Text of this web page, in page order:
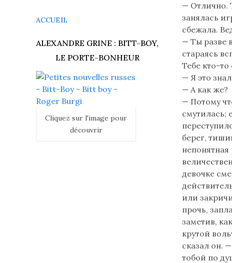
ACCUEIL
ALEXANDRE GRINE : BITT-BOY,
LE PORTE-BONHEUR
Cliquez sur l'image pour
découvrir
— Отлично.
занялась
сбежала.
— Ты разве
стараясь
Тебе кто-то
— Я это
— А как же?
— Потому
смутилась;
берег,
девочке
или
прочь,
заметив,
крутой
сказал он.
тобой по